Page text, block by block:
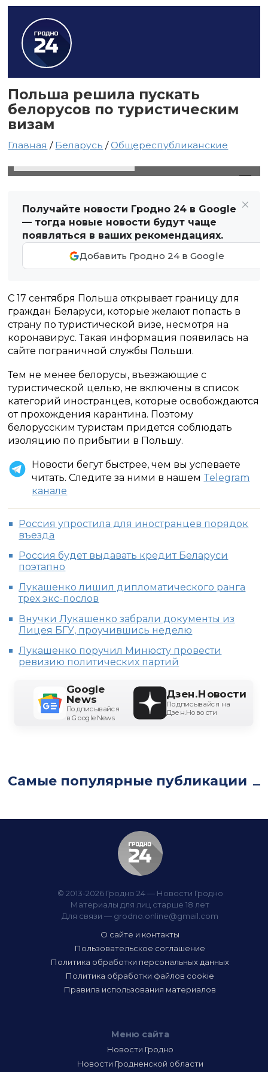
Польша решила пускать
белорусов по туристическим
визам
Главная / Беларусь /Общереспубликанские
Получайте новости Гродно 24 в Google
— тогда новые новости будут чаще
появляться в ваших рекомендациях.
Добавить Гродно 24 в Google
С 17 сентября Польша открывает границу для
граждан Беларуси, которые желают попасть в
страну по туристической визе, несмотря на
коронавирус. Такая информация появилась на
сайте пограничной службы Польши.
Тем не менее белорусы, въезжающие с
туристической целью, не включены в список
категорий иностранцев, которые освобождаются
от прохождения карантина. Поэтому
белорусским туристам придется соблюдать
изоляцию по прибытии в Польшу.
Новости бегут быстрее, чем вы успеваете
читать. Следите за ними в нашем Telegram
канале
Россия упростила для иностранцев порядок
въезда
Россия будет выдавать кредит Беларуси
поэтапно
Лукашенко лишил дипломатического ранга
трех экс-послов
Внучки Лукашенко забрали документы из
Лицея БГУ, проучившись неделю
Лукашенко поручил Минюсту провести
ревизию политических партий
Google
News
Подписывайся
в Google News
Дзен.Новости
Подписывайся на
Дзен.Новости
Самые популярные публикации
© 2013-2026 Гродно 24 — Новости Гродно
Материалы для лиц старше 18 лет
Для связи — grodno.online@gmail.com
О сайте и контакты
Пользовательское соглашение
Политика обработки персональных данных
Политика обработки файлов cookie
Правила использования материалов
Меню сайта
Новости Гродно
Новости Гродненской области